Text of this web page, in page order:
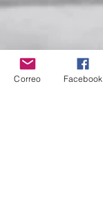
Correo Facebook